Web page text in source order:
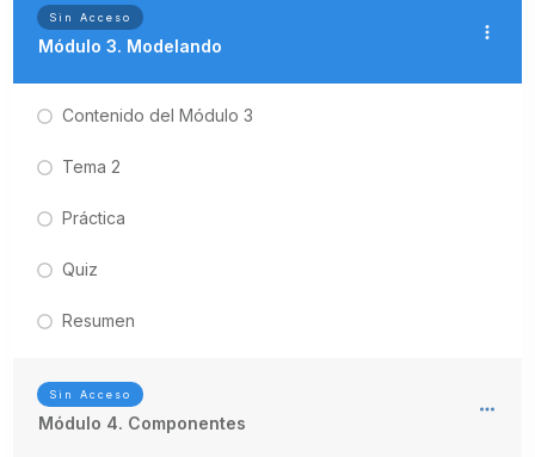
Sin Acceso
Módulo 3. Modelando
Contenido del Módulo 3
Tema 2
Práctica
Quiz
Resumen
Sin Acceso
Módulo 4. Componentes